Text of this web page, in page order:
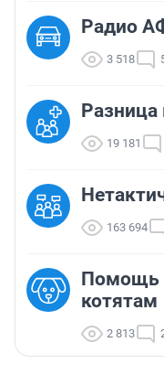
Радио
3 518
Разница
19 181
163 694
Помощь
котятам
2 813